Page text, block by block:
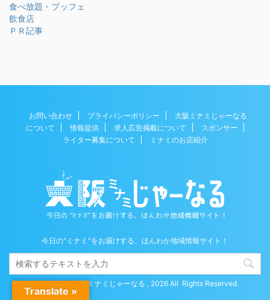
食べ放題・ブッフェ
飲食店
ＰＲ記事
お問い合わせ プライバシーポリシー
大阪ミナミじゃーなる
について
情報提供 求人広告掲載について
スポンサー
ライター募集について
ミナミのお店紹介
今日の"ミナミ"をお届けする、ほんわか地域情報サイト！
Copyright© 大阪ミナミじゃーなる , 2026 All Rights Reserved.
Translate »